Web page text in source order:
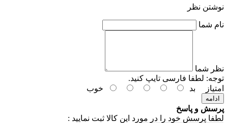
نوشتن نظر
نام شما
نظر شما
توجه: لطفا فارسی تایپ کنید.
امتیاز
بد خوب
ادامه
پرسش و پاسخ
لطفا پرسش خود را در مورد این کالا ثبت نمایید :